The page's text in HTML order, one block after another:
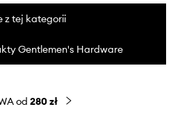
z tej kategorii
Gentlemen's Hardware
od 280 zł